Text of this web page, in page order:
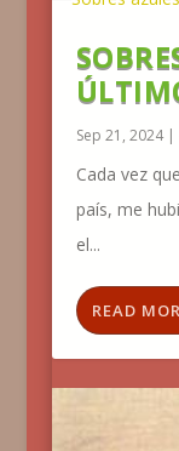
Sep 21, 2024|
Cada vez
país, me
el...
READ